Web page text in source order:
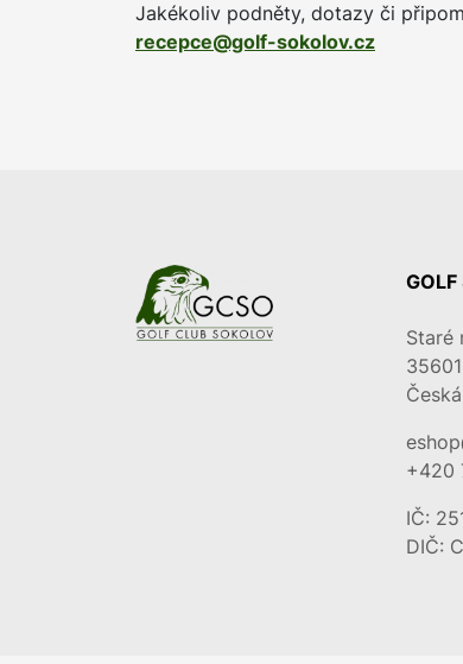
Jakékoliv podněty, dotazy či
recepce@golf-sokolov.cz
GOLF
Staré
35601
+420
IČ:
DIČ: